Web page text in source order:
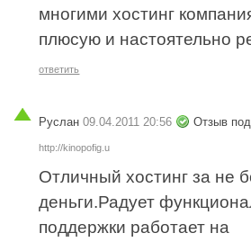
многими хостинг
плюсую и настоятельно
ответить
Руслан 09.04.2011 20:56 Отзыв
http://kinopofig.u
Отличный хостинг за не
деньги.Радует
поддержки работает на